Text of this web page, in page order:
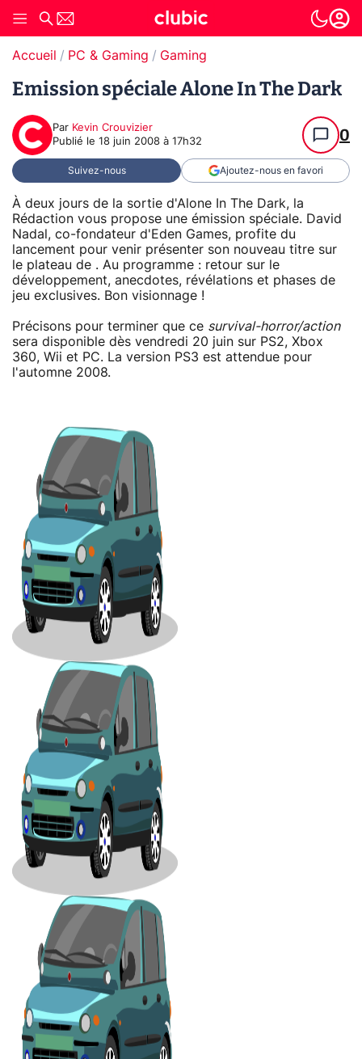
Accueil PC & Gaming Gaming
Emission spéciale Alone In The Dark
Par Kevin Crouvizier
Publié le 18 juin 2008 à 17h32 0
Suivez-nous Ajoutez-nous en favori
À deux jours de la sortie d'Alone In The Dark, la
Rédaction vous propose une émission spéciale. David
Nadal, co-fondateur d'Eden Games, profite du
lancement pour venir présenter son nouveau titre sur
le plateau de . Au programme : retour sur le
développement, anecdotes, révélations et phases de
jeu exclusives. Bon visionnage !
Précisons pour terminer que ce survival-horror/action
sera disponible dès vendredi 20 juin sur PS2, Xbox
360, Wii et PC. La version PS3 est attendue pour
l'automne 2008.